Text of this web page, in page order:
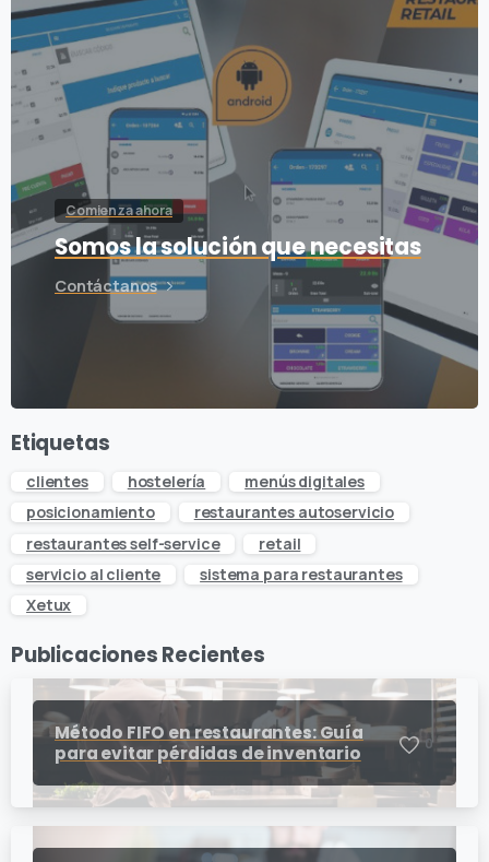
Comienza ahora
Somos la solución que necesitas
Contáctanos
Etiquetas
clientes hostelería
menús digitales
posicionamiento
restaurantes autoservicio
restaurantes self-service
retail
servicio al cliente
sistema para restaurantes
Xetux
Publicaciones Recientes
Método FIFO en restaurantes: Guía
para evitar pérdidas de inventario
0